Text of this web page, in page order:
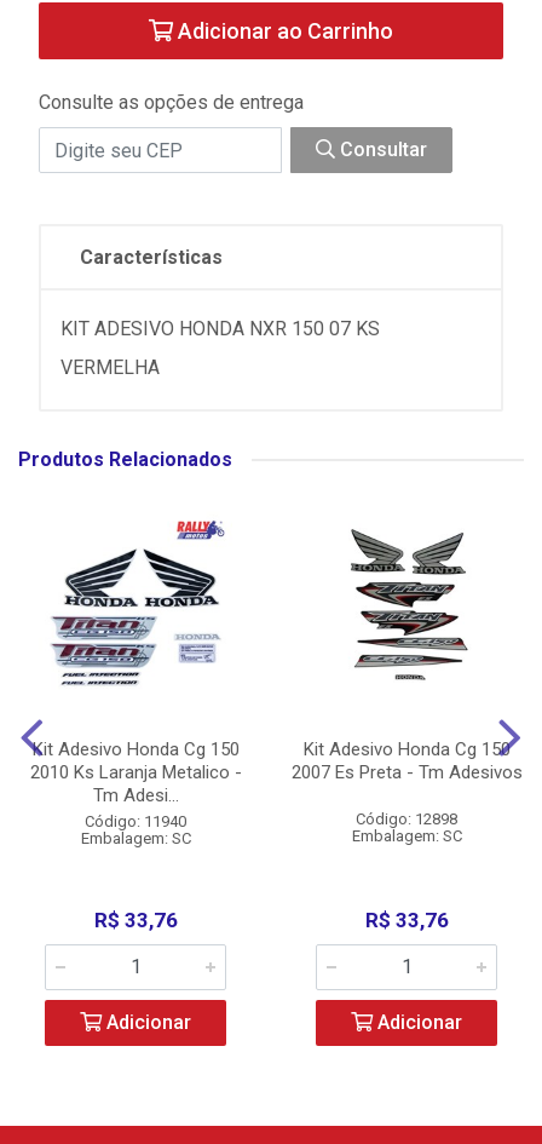
Adicionar ao Carrinho
Consulte as opções de entrega
Consultar
Características
KIT ADESIVO HONDA NXR 150 07 KS
VERMELHA
Produtos Relacionados
Kit Adesivo Honda Cg 150
2010 Ks Laranja Metalico -
Tm Adesi...
Código: 11940
Embalagem: SC
R$ 33,76
Adicionar
Kit Adesivo Honda Cg 150
2007 Es Preta - Tm Adesivos
Código: 12898
Embalagem: SC
R$ 33,76
Adicionar